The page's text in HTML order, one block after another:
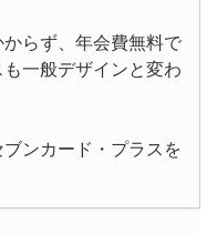
らず、年会費無料で
一般デザインと変わ
ンカード・プラスを